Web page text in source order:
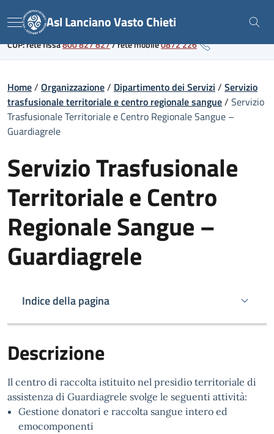
to
content
Link al portale sanitario regionale
Menu Asl Lanciano Vasto Chieti
CUP: rete fissa800 827 827/rete mobile0872 226
Home/ Organizzazione/ Dipartimento dei Servizi / Servizio
trasfusionale territoriale e centro regionale sangue/ Servizio
Trasfusionale Territoriale e Centro Regionale Sangue –
Guardiagrele
Servizio Trasfusionale
Territoriale e Centro
Regionale Sangue –
Guardiagrele
Indice della pagina
Descrizione
Il centro di raccolta istituito nel presidio territoriale di
assistenza di Guardiagrele svolge le seguenti attività:
Gestione donatori e raccolta sangue intero ed
emocomponenti